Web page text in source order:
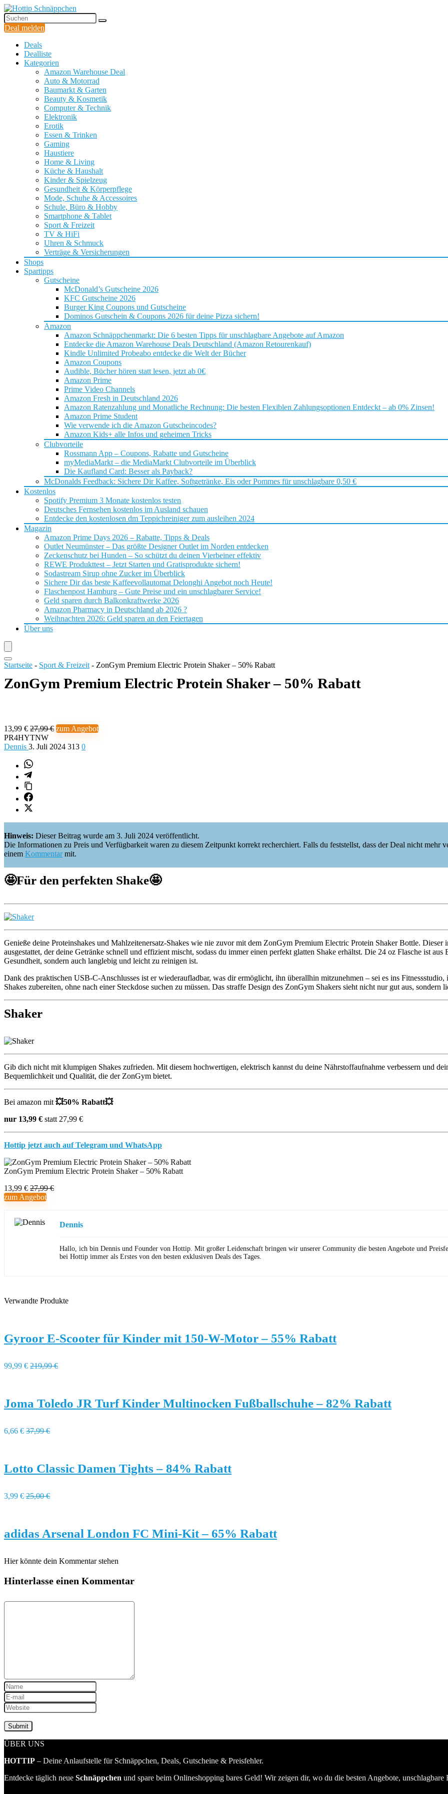
Deal melden
Deals
Dealliste
Kategorien
Amazon Warehouse Deal
Auto & Motorrad
Baumarkt & Garten
Beauty & Kosmetik
Computer & Technik
Elektronik
Erotik
Essen & Trinken
Gaming
Haustiere
Home & Living
Küche & Haushalt
Kinder & Spielzeug
Gesundheit & Körperpflege
Mode, Schuhe & Accessoires
Schule, Büro & Hobby
Smartphone & Tablet
Sport & Freizeit
TV & HiFi
Uhren & Schmuck
Verträge & Versicherungen
Shops
Spartipps
Gutscheine
McDonald’s Gutscheine 2026
KFC Gutscheine 2026
Burger King Coupons und Gutscheine
Dominos Gutschein & Coupons 2026 für deine Pizza sichern!
Amazon
Amazon Schnäppchenmarkt: Die 6 besten Tipps für unschlagbare Angebote auf Amazon
Entdecke die Amazon Warehouse Deals Deutschland (Amazon Retourenkauf)
Kindle Unlimited Probeabo entdecke die Welt der Bücher
Amazon Coupons
Audible, Bücher hören statt lesen, jetzt ab 0€
Amazon Prime
Prime Video Channels
Amazon Fresh in Deutschland 2026
Amazon Ratenzahlung und Monatliche Rechnung: Die besten Flexiblen Zahlungsoptionen Entdeckt – ab 0% Zinsen!
Amazon Prime Student
Wie verwende ich die Amazon Gutscheincodes?
Amazon Kids+ alle Infos und geheimen Tricks
Clubvorteile
Rossmann App – Coupons, Rabatte und Gutscheine
myMediaMarkt – die MediaMarkt Clubvorteile im Überblick
Die Kaufland Card: Besser als Payback?
McDonalds Feedback: Sichere Dir Kaffee, Softgetränke, Eis oder Pommes für unschlagbare 0,50 €
Kostenlos
Spotify Premium 3 Monate kostenlos testen
Deutsches Fernsehen kostenlos im Ausland schauen
Entdecke den kostenlosen dm Teppichreiniger zum ausleihen 2024
Magazin
Amazon Prime Days 2026 – Rabatte, Tipps & Deals
Outlet Neumünster – Das größte Designer Outlet im Norden entdecken
Zeckenschutz bei Hunden – So schützt du deinen Vierbeiner effektiv
REWE Produkttest – Jetzt Starten und Gratisprodukte sichern!
Sodastream Sirup ohne Zucker im Überblick
Sichere Dir das beste Kaffeevollautomat Delonghi Angebot noch Heute!
Flaschenpost Hamburg – Gute Preise und ein unschlagbarer Service!
Geld sparen durch Balkonkraftwerke 2026
Amazon Pharmacy in Deutschland ab 2026 ?
Weihnachten 2026: Geld sparen an den Feiertagen
Über uns
Startseite - Sport & Freizeit - ZonGym Premium Electric Protein Shaker – 50% Rabatt
ZonGym Premium Electric Protein Shaker – 50% Rabatt
13,99 € 27,99 € zum Angebot
PR4HYTNW
Dennis 3. Juli 2024 313 0
Hinweis: Dieser Beitrag wurde am 3. Juli 2024 veröffentlicht.
Die Informationen zu Preis und Verfügbarkeit waren zu diesem Zeitpunkt korrekt recherchiert. Falls du feststellst, dass der Deal nicht mehr
einem Kommentarmit.
🤩Für den perfekten Shake🤩
Genieße deine Proteinshakes und Mahlzeitenersatz-Shakes wie nie zuvor mit dem ZonGym Premium Electric Protein Shaker Bottle.
ausgestattet, der deine Getränke schnell und effizient mischt, sodass du immer einen perfekt glatten Shake erhältst. Die 24 oz Flasche ist
Gesundheit, sondern auch langlebig und leicht zu reinigen ist.
Dank des praktischen USB-C-Anschlusses ist er wiederaufladbar, was dir ermöglicht, ihn überallhin mitzunehmen – sei es ins
Shakes zubereiten, ohne nach einer Steckdose suchen zu müssen. Das straffe Design des ZonGym Shakers sieht nicht nur gut aus, sondern
Shaker
Gib dich nicht mit klumpigen Shakes zufrieden. Mit diesem hochwertigen, elektrisch kannst du deine Nährstoffaufnahme verbessern und
Bequemlichkeit und Qualität, die der ZonGym bietet.
Bei amazon mit 💥50% Rabatt💥
nur 13,99 € statt 27,99 €
Hottip jetzt auch auf Telegram und WhatsApp
ZonGym Premium Electric Protein Shaker – 50% Rabatt
13,99 € 27,99 €
zum Angebot
Dennis
Hallo, ich bin Dennis und Founder von Hottip. Mit großer Leidenschaft bringen wir unserer Community die besten Angebote und
bei Hottip immer als Erstes von den besten exklusiven Deals des Tages.
Verwandte Produkte
Gyroor E-Scooter für Kinder mit 150-W-Motor – 55% Rabatt
99,99 € 219,99 €
Joma Toledo JR Turf Kinder Multinocken Fußballschuhe – 82% Rabatt
6,66 € 37,99 €
Lotto Classic Damen Tights – 84% Rabatt
3,99 € 25,00 €
adidas Arsenal London FC Mini-Kit – 65% Rabatt
Hier könnte dein Kommentar stehen
Hinterlasse einen Kommentar
ÜBER UNS
HOTTIP – Deine Anlaufstelle für Schnäppchen, Deals, Gutscheine & Preisfehler.
Entdecke täglich neue Schnäppchen und spare beim Onlineshopping bares Geld! Wir zeigen dir, wo du die besten Angebote, unschlagbare